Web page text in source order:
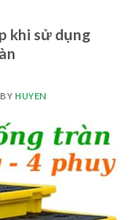
khi sử dụng
BY HUYEN